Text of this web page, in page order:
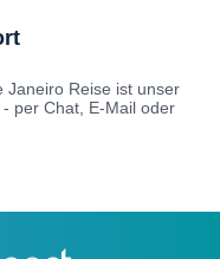
Janeiro Reise ist unser
per Chat, E-Mail oder